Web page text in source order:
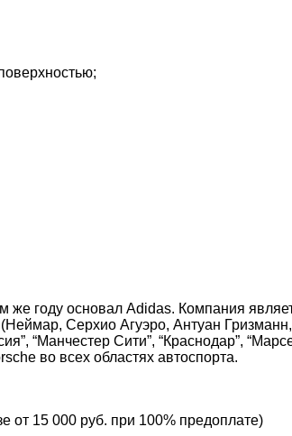
году основал Adidas. Компания
Серхио Агуэро, Антуан
“Манчестер Сити”, “Краснодар”,
во всех областях автоспорта.
от 15 000 руб. при 100% предоплате)